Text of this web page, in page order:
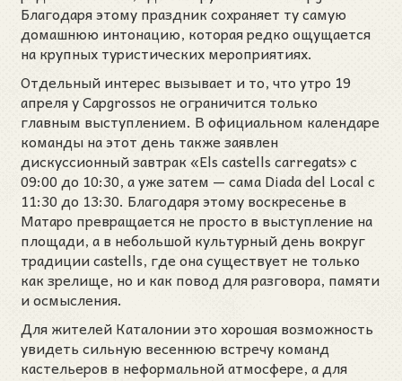
Благодаря этому праздник сохраняет ту самую
домашнюю интонацию, которая редко ощущается
на крупных туристических мероприятиях.
Отдельный интерес вызывает и то, что утро 19
апреля у Capgrossos не ограничится только
главным выступлением. В официальном календаре
команды на этот день также заявлен
дискуссионный завтрак «Els castells carregats» с
09:00 до 10:30, а уже затем — сама Diada del Local с
11:30 до 13:30. Благодаря этому воскресенье в
Матаро превращается не просто в выступление на
площади, а в небольшой культурный день вокруг
традиции castells, где она существует не только
как зрелище, но и как повод для разговора, памяти
и осмысления.
Для жителей Каталонии это хорошая возможность
увидеть сильную весеннюю встречу команд
кастельеров в неформальной атмосфере, а для